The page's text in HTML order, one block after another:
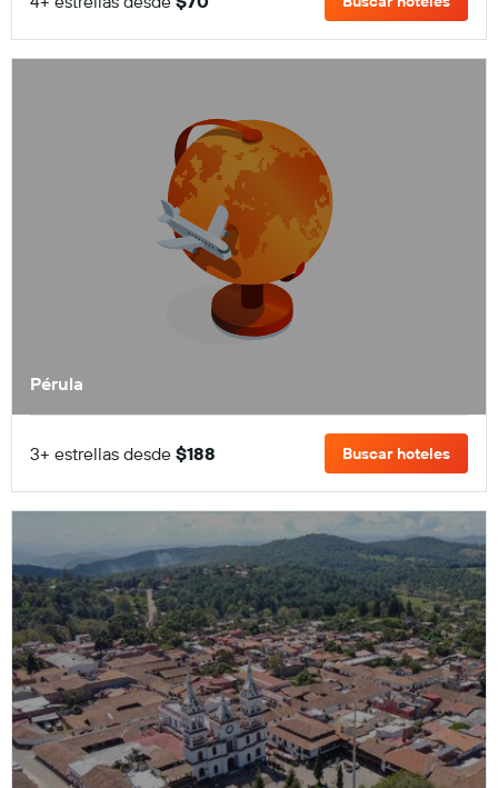
Pérula
3+ estrellas desde $188 Buscar hoteles